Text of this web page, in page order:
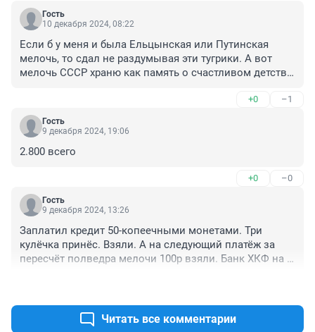
Гость
10 декабря 2024, 08:22
Если б у меня и была Ельцынская или Путинская
мелочь, то сдал не раздумывая эти тугрики. А вот
мелочь СССР храню как память о счастливом детстве
+0 –1
Гость
9 декабря 2024, 19:06
2.800 всего
+0 –0
Гость
9 декабря 2024, 13:26
Заплатил кредит 50-копеечными монетами. Три
кулёчка принёс. Взяли. А на следующий платёж за
пересчёт полведра мелочи 100р взяли. Банк ХКФ на
Читать все комментарии